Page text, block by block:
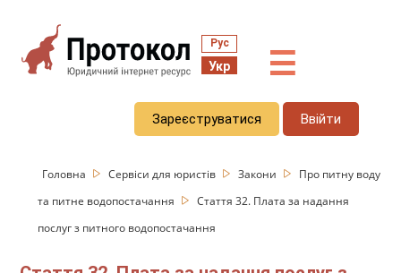
Рус
Укр ☰
Зареєструватися Ввійти
Головна Сервіси для юристів Закони
Про питну воду
та питне водопостачання
Стаття 32. Плата за надання
послуг з питного водопостачання